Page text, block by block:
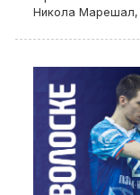
Никола Марешал,